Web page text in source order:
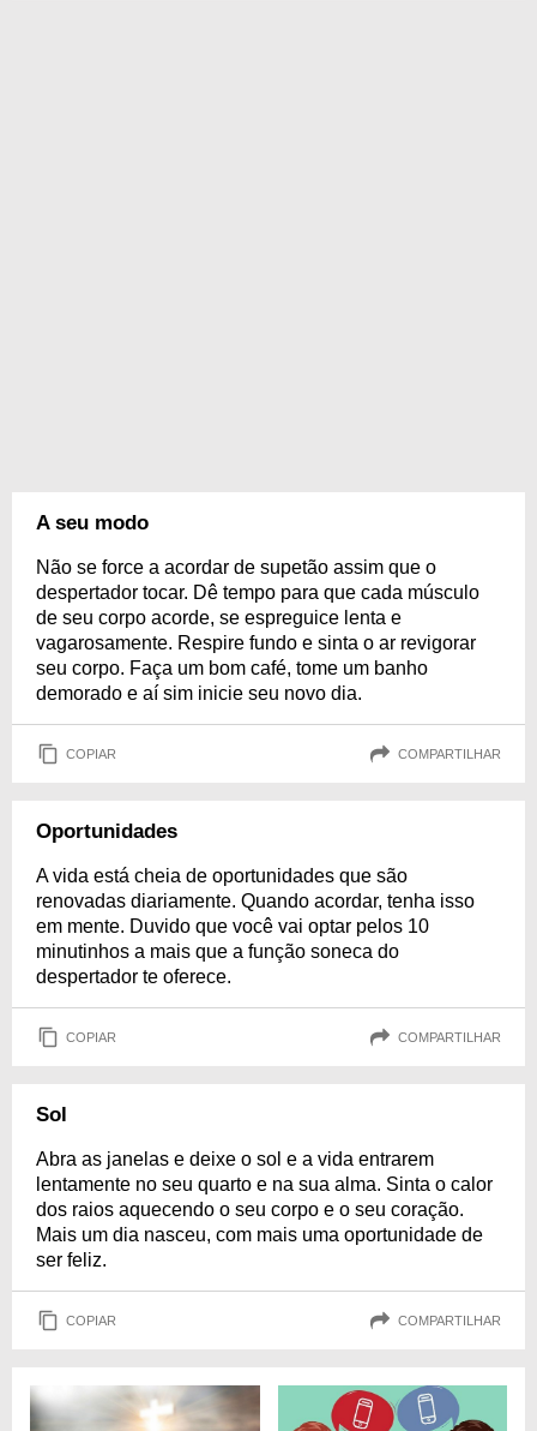
A seu modo
Não se force a acordar de supetão assim que o
despertador tocar. Dê tempo para que cada músculo
de seu corpo acorde, se espreguice lenta e
vagarosamente. Respire fundo e sinta o ar revigorar
seu corpo. Faça um bom café, tome um banho
demorado e aí sim inicie seu novo dia.
COPIAR COMPARTILHAR
Oportunidades
A vida está cheia de oportunidades que são
renovadas diariamente. Quando acordar, tenha isso
em mente. Duvido que você vai optar pelos 10
minutinhos a mais que a função soneca do
despertador te oferece.
COPIAR COMPARTILHAR
Sol
Abra as janelas e deixe o sol e a vida entrarem
lentamente no seu quarto e na sua alma. Sinta o calor
dos raios aquecendo o seu corpo e o seu coração.
Mais um dia nasceu, com mais uma oportunidade de
ser feliz.
COPIAR COMPARTILHAR